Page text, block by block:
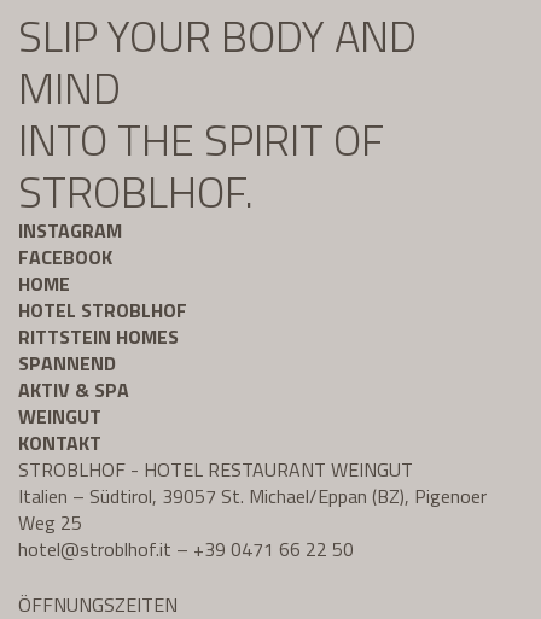
SLIP YOUR BODY AND
MIND
INTO THE SPIRIT OF
STROBLHOF.
INSTAGRAM
FACEBOOK
HOME
HOTEL STROBLHOF
RITTSTEIN HOMES
SPANNEND
AKTIV & SPA
WEINGUT
KONTAKT
STROBLHOF - HOTEL RESTAURANT WEINGUT
Italien – Südtirol, 39057 St. Michael/Eppan (BZ), Pigenoer
Weg 25
hotel@stroblhof.it – +39 0471 66 22 50
ÖFFNUNGSZEITEN